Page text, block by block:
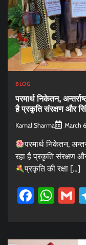
BLOG
परमार्थ निकेतन,
है प्रकृति संरक्षण और
Kamal Sharma March
परमार्थ निकेतन,
रहा है प्रकृति संरक्षण
प्रकृति की रक्षा […]